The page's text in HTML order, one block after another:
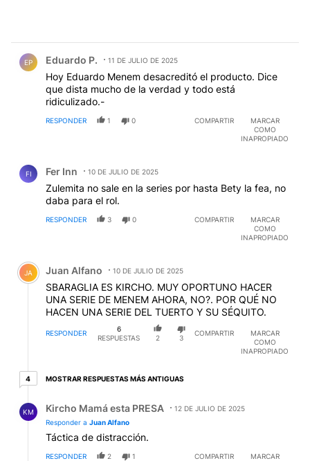
EP Eduardo P. 11 DE JULIO DE 2025
Hoy Eduardo Menem desacreditó el producto. Dice
que dista mucho de la verdad y todo está
ridiculizado.-
RESPONDER 1 0 COMPARTIR
MARCAR
COMO
INAPROPIADO
FI Fer Inn 10 DE JULIO DE 2025
Zulemita no sale en la series por hasta Bety la fea, no
daba para el rol.
RESPONDER 3 0 COMPARTIR
MARCAR
COMO
INAPROPIADO
Comentario de Juan Alfano.
JA Juan Alfano 10 DE JULIO DE 2025
SBARAGLIA ES KIRCHO. MUY OPORTUNO HACER
UNA SERIE DE MENEM AHORA, NO?. POR QUÉ NO
HACEN UNA SERIE DEL TUERTO Y SU SÉQUITO.
RESPONDER
6
RESPUESTAS
2 3
COMPARTIR
MARCAR
COMO
INAPROPIADO
44 respuestas más antiguas
MOSTRAR RESPUESTAS MÁS ANTIGUAS
KM Kircho Mamá esta PRESA
12 DE JULIO DE 2025
Responder a Juan Alfano
Táctica de distracción.
RESPONDER 2 1 COMPARTIR
MARCAR